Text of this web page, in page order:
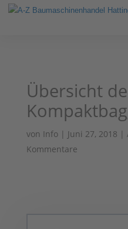
Übersicht
von Info| Juni 27, 2018 |
Kommentare